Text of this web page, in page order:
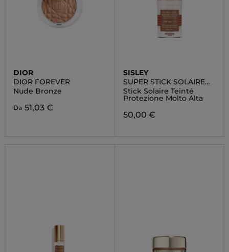
DIOR
DIOR FOREVER
Nude Bronze
Da 51,03 €
SISLEY
SUPER STICK SOLAIRE
TEINTÉ SPF 50+
Stick Solaire Teinté
Protezione Molto Alta
50,00 €